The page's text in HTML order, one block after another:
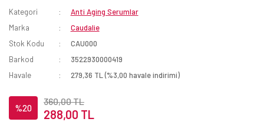
Kategori
Anti Aging Serumlar
Marka
Caudalie
Stok Kodu
CAU000
Barkod
3522930000419
Havale
279,36 TL (%3,00 havale indirimi)
%20
360,00 TL
288,00 TL